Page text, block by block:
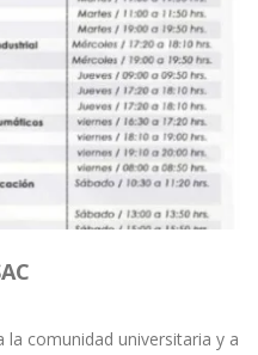
la comunidad universitaria y a